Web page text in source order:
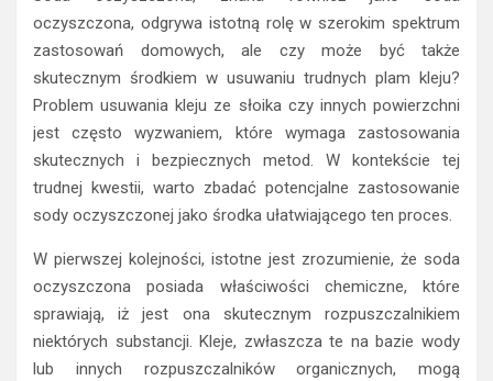
oczyszczona, odgrywa istotną rolę w szerokim spektrum
zastosowań domowych, ale czy może być także
skutecznym środkiem w usuwaniu trudnych plam kleju?
Problem usuwania kleju ze słoika czy innych powierzchni
jest często wyzwaniem, które wymaga zastosowania
skutecznych i bezpiecznych metod. W kontekście tej
trudnej kwestii, warto zbadać potencjalne zastosowanie
sody oczyszczonej jako środka ułatwiającego ten proces.
W pierwszej kolejności, istotne jest zrozumienie, że soda
oczyszczona posiada właściwości chemiczne, które
sprawiają, iż jest ona skutecznym rozpuszczalnikiem
niektórych substancji. Kleje, zwłaszcza te na bazie wody
lub innych rozpuszczalników organicznych, mogą